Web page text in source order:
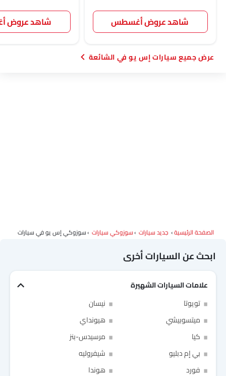
شاهد عروض أغسطس شاهد عروض
سيارات إس يو في الشائعة
الصفحة الرئيسية جديد سيارات سوزوكي سيارات سوزوكي إس يو في سيارات
ابحث عن السيارات أخرى
علامات السيارات الشهيرة
تويوتا
نيسان
ميتسوبيشي
هيونداي
كيا
مرسيدس-بنز
بي إم دبليو
شيفروليه
فورد
هوندا
Link Your Google Account
Link Your Facebook Account